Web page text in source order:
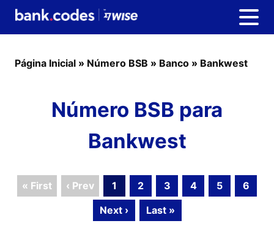
Página Inicial » Número BSB » Banco » Bankwest
Número BSB para
Bankwest
« First ‹ Prev 1 2 3 4 5
6
Next ›
Last »